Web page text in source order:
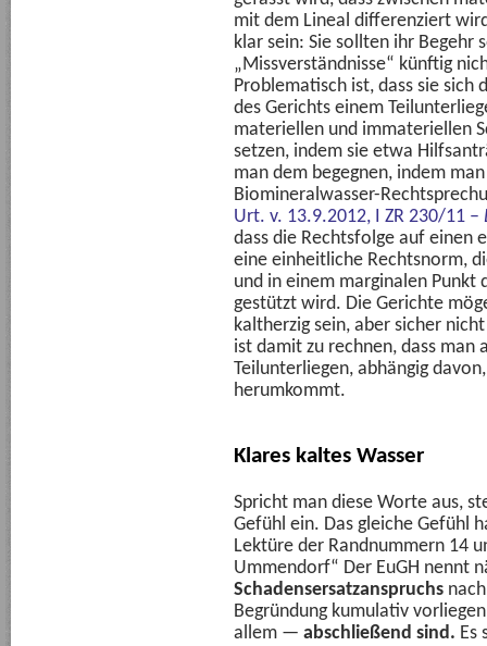
mit dem Lineal differenziert
klar sein: Sie sollten ihr Begehr
„Missverständnisse“ künftig
Problematisch ist, dass sie sich
des Gerichts einem
materiellen und immateriellen
setzen, indem sie etwa
man dem begegnen, indem
Biomineralwasser-
Urt. v. 13.9.2012, I ZR 230/11 –
dass die Rechtsfolge auf einen
eine einheitliche Rechtsnorm,
und in einem marginalen
gestützt wird. Die Gerichte
kaltherzig sein, aber sicher
ist damit zu rechnen, dass man
Teilunterliegen, abhängig
herumkommt.
Klares kaltes Wasser
Spricht man diese Worte aus,
Gefühl ein. Das gleiche Gefühl
Lektüre der Randnummern 14
Ummendorf“ Der EuGH nennt
Schadensersatzanspruchs
Begründung kumulativ
allem — abschließend sind. Es